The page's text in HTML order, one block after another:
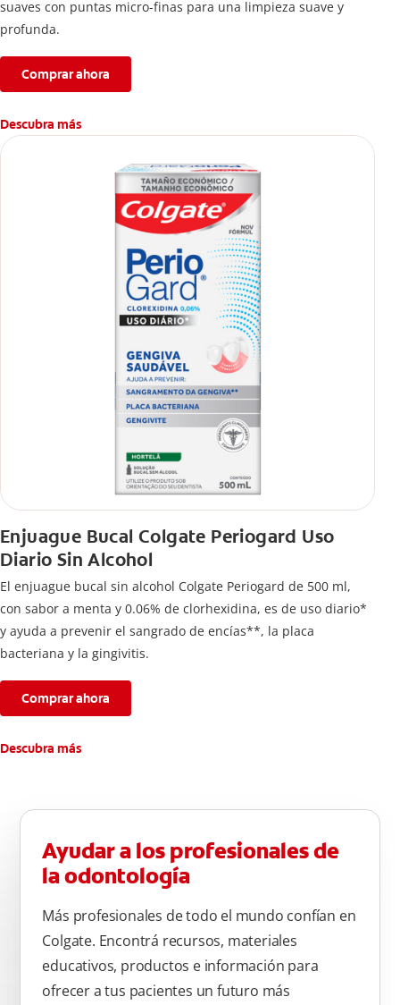
suaves con puntas micro-finas para una limpieza suave y
profunda.
Comprar ahora
Descubra más
Enjuague Bucal Colgate Periogard Uso
Diario Sin Alcohol
El enjuague bucal sin alcohol Colgate Periogard de 500 ml,
con sabor a menta y 0.06% de clorhexidina, es de uso diario*
y ayuda a prevenir el sangrado de encías**, la placa
bacteriana y la gingivitis.
Comprar ahora
Descubra más
Ayudar a los profesionales de
la odontología
Más profesionales de todo el mundo confían en
Colgate. Encontrá recursos, materiales
educativos, productos e información para
ofrecer a tus pacientes un futuro más